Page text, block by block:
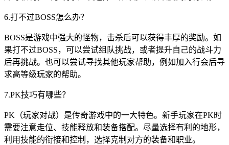
6.打不过BOSS怎么办？
BOSS是游戏中强大的怪物，击杀后可以获得丰厚的奖励。如
果打不过BOSS，可以尝试组队挑战，或者提升自己的战斗力
后再挑战。也可以尝试寻找其他玩家帮助，例如加入行会后寻
求高等级玩家的帮助。
7.PK技巧有哪些？
PK（玩家对战）是传奇游戏中的一大特色。新手玩家在PK时
需要注意走位、技能释放和装备搭配。尽量选择有利的地形，
利用技能的衔接和控制，选择克制对方的装备和职业。